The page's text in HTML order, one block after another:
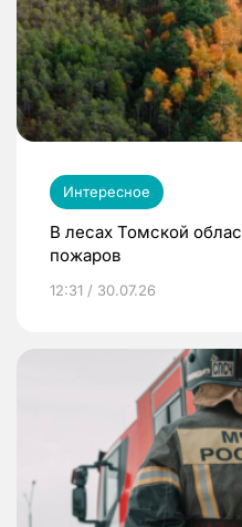
Интересное
В лесах Томской
пожаров
12:31 / 30.07.26